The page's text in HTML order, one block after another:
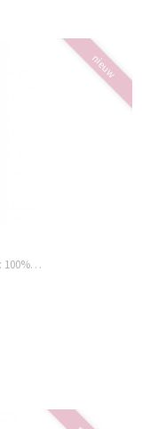
nieuw
100%…